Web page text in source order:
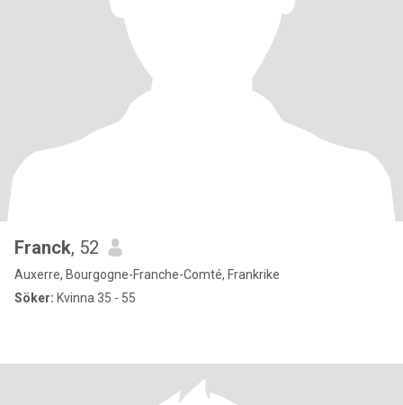
Franck, 52
Auxerre, Bourgogne-Franche-Comté, Frankrike
Söker: Kvinna 35 - 55